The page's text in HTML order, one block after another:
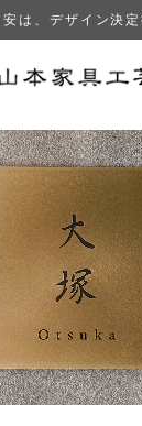
は、デザイン決